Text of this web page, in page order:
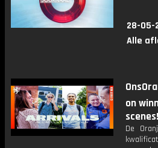
28-05-
Alle
on
De